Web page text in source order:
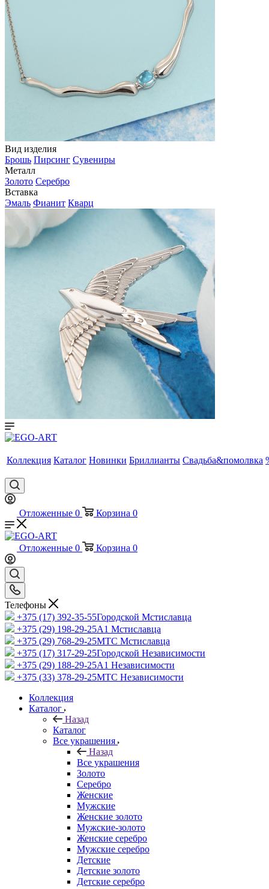
Вид изделия
Брошь Пирсинг Сувениры
Металл
Золото Серебро
Вставка
Эмаль Фианит Кварц
Коллекция Каталог Новинки Бриллианты Свадьба&помолвка
Отложенные 0 Корзина 0
Отложенные 0 Корзина 0
Телефоны
+375 (17) 392-35-55Городской Мстиславца
+375 (29) 198-29-25A1 Мстиславца
+375 (29) 768-29-25МТС Мстиславца
+375 (17) 317-29-25Городской Независимости
+375 (29) 188-29-25A1 Независимости
+375 (33) 378-29-25МТС Независимости
Коллекция
Каталог
Назад
Каталог
Все украшения
Назад
Все украшения
Золото
Серебро
Женские
Мужские
Женские золото
Мужские-золото
Женские серебро
Мужские серебро
Детские
Детские золото
Детские серебро